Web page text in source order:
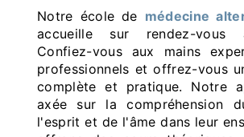
Notre école de médecine
accueille sur rendez-
Confiez-vous aux mains
professionnels et offrez-vous
complète et pratique. Notre
axée sur la compréhension
l'esprit et de l'âme dans leur